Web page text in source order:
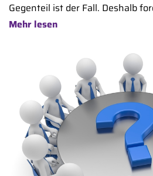
Gegenteil ist der Fall. Deshalb
Mehr lesen